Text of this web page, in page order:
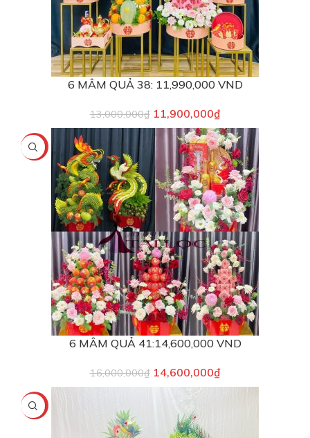
6 MÂM QUẢ 38: 11,990,000 VND
13,000,000₫ 11,900,000₫
-9%
6 MÂM QUẢ 41:14,600,000 VND
16,000,000₫ 14,600,000₫
-5%